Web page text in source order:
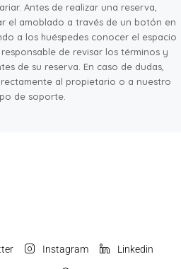
Antes de realizar una reserva,
el amoblado a través de un botón en
a los huéspedes conocer el espacio
de revisar los términos y
de su reserva. En caso de dudas,
al propietario o a nuestro
de soporte.
Instagram Linkedin